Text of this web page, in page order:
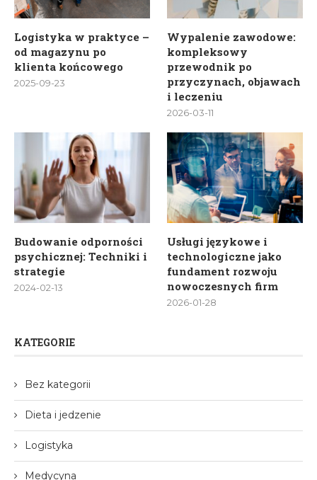
Logistyka w praktyce –
od magazynu po
klienta końcowego
2025-09-23
Wypalenie zawodowe:
kompleksowy
przewodnik po
przyczynach, objawach
i leczeniu
2026-03-11
Budowanie odporności
psychicznej: Techniki i
strategie
2024-02-13
Usługi językowe i
technologiczne jako
fundament rozwoju
nowoczesnych firm
2026-01-28
KATEGORIE
Bez kategorii
Dieta i jedzenie
Logistyka
Medycyna